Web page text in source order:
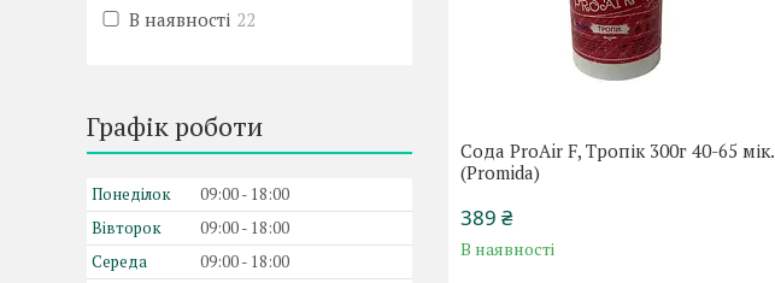
Сода ProAir F, Тропік 300г 40-65 мік.
(Promida)
389 ₴
В наявності
В наявності 22
Графік роботи
Понеділок 09:00
18:00
Вівторок
09:00
18:00
Середа
09:00
18:00